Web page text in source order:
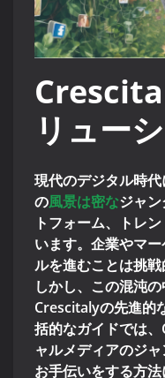
リュー
現代のデジタル時
の風景は密なジャ
トフォーム、トレ
います。企業やマ
ルを進むことは挑戦
しかし、この混沌
Crescitalyの先進的
括的なガイドでは
ャルメディアのジ
お手伝いをする方法